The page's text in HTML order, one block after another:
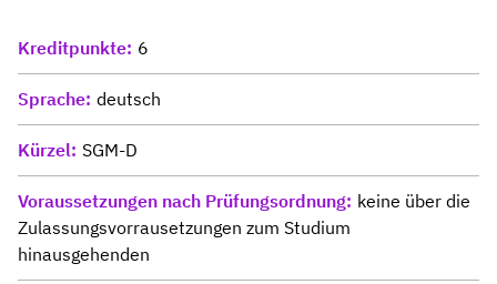
Kreditpunkte 6
Sprache deutsch
Kürzel SGM-D
Voraussetzungen nach Prüfungsordnung keine über die
Zulassungsvorrausetzungen zum Studium
hinausgehenden